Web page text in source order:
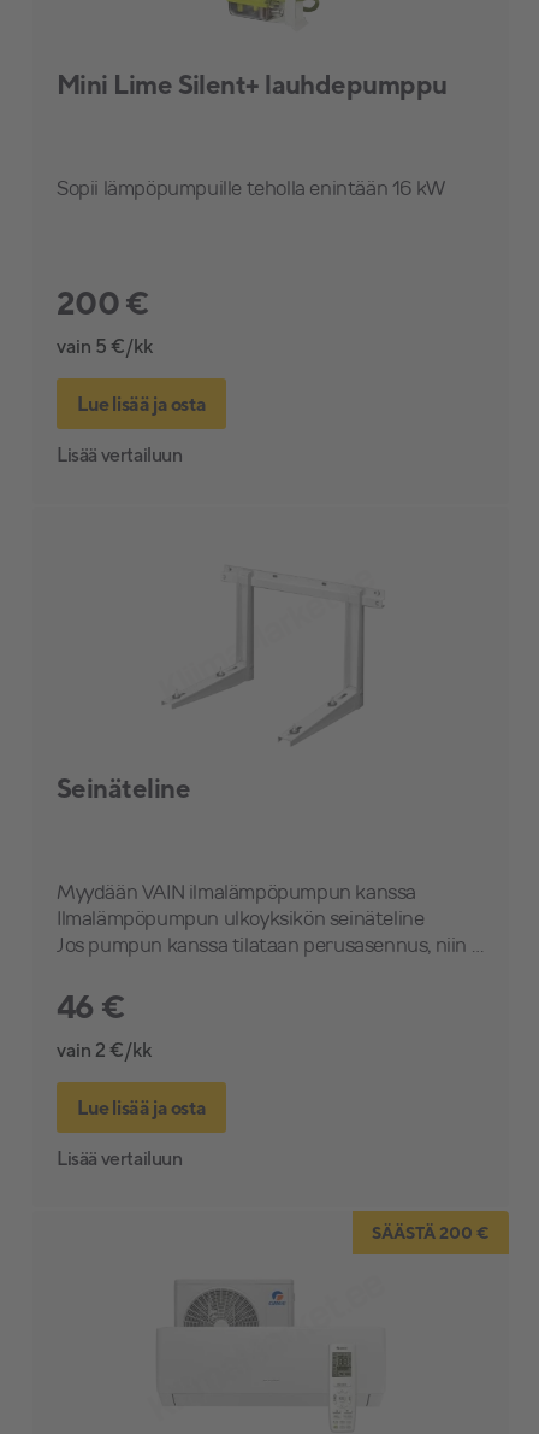
Mini Lime Silent+ lauhdepumppu
Sopii lämpöpumpuille teholla enintään 16 kW
200 €
vain 5 €/kk
Lue lisää ja osta
Lisää vertailuun
Seinäteline
Myydään VAIN ilmalämpöpumpun kanssa
Ilmalämpöpumpun ulkoyksikön seinäteline
Jos pumpun kanssa tilataan perusasennus, niin seinäteline sisältyy asennukseen
46 €
vain 2 €/kk
Lue lisää ja osta
Lisää vertailuun
SÄÄSTÄ 200 €